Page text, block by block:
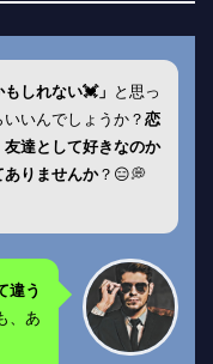
もしれない💓」
と思っ
いんでしょうか？ 恋
達として好きなのか
ありませんか？😑💭
違う
、あ